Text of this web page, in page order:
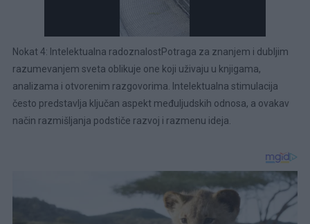
Nokat 4: Intelektualna radoznalostPotraga za znanjem i dubljim
razumevanjem sveta oblikuje one koji uživaju u knjigama,
analizama i otvorenim razgovorima. Intelektualna stimulacija
često predstavlja ključan aspekt međuljudskih odnosa, a ovakav
način razmišljanja podstiče razvoj i razmenu ideja.